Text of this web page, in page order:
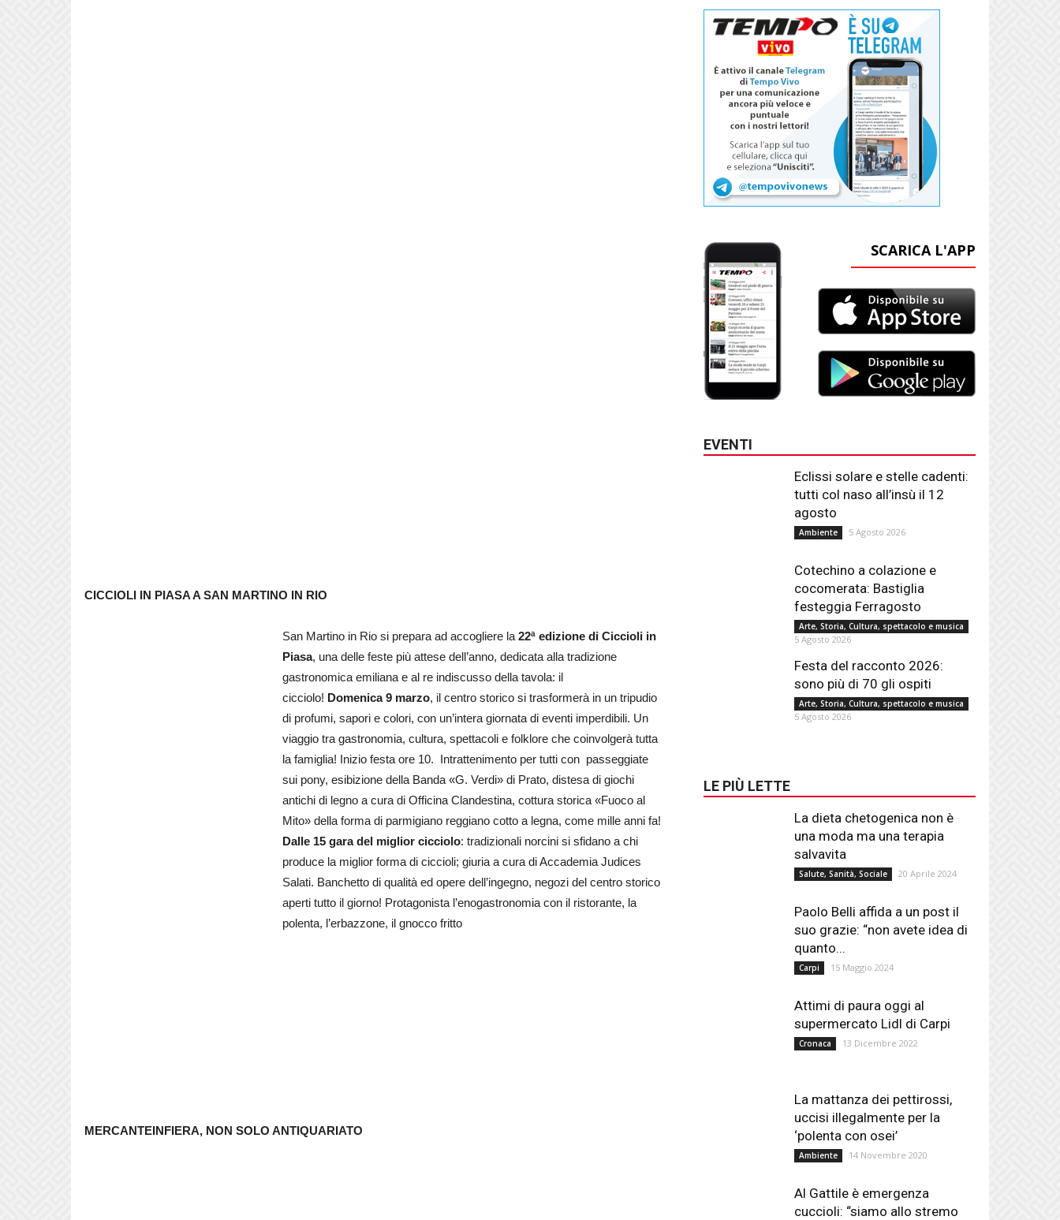
CICCIOLI IN PIASA A SAN MARTINO IN RIO
San Martino in Rio si prepara ad accogliere la22ª edizione di Ciccioli in
Piasa, una delle feste più attese dell’anno, dedicata alla tradizione
gastronomica emiliana e al re indiscusso della tavola: il
cicciolo! Domenica 9 marzo, il centro storico si trasformerà in un tripudio
di profumi, sapori e colori, con un’intera giornata di eventi imperdibili. Un
viaggio tra gastronomia, cultura, spettacoli e folklore che coinvolgerà tutta
la famiglia! Inizio festa ore 10. Intrattenimento per tutti con passeggiate
sui pony, esibizione della Banda «G. Verdi» di Prato, distesa di giochi
antichi di legno a cura di Officina Clandestina, cottura storica «Fuoco al
Mito» della forma di parmigiano reggiano cotto a legna, come mille anni fa!
Dalle 15 gara del miglior cicciolo: tradizionali norcini si sfidano a chi
produce la miglior forma di ciccioli; giuria a cura di Accademia Judices
Salati. Banchetto di qualità ed opere dell’ingegno, negozi del centro storico
aperti tutto il giorno! Protagonista l’enogastronomia con il ristorante, la
polenta, l’erbazzone, il gnocco fritto
MERCANTEINFIERA, NON SOLO ANTIQUARIATO
SCARICA L'APP
EVENTI
Eclissi solare e stelle cadenti:
tutti col naso all’insù il 12
agosto
Ambiente 5 Agosto 2026
Cotechino a colazione e
cocomerata: Bastiglia
festeggia Ferragosto
Arte, Storia, Cultura, spettacolo e musica
5 Agosto 2026
Festa del racconto 2026:
sono più di 70 gli ospiti
Arte, Storia, Cultura, spettacolo e musica
5 Agosto 2026
LE PIÙ LETTE
La dieta chetogenica non è
una moda ma una terapia
salvavita
Salute, Sanità, Sociale 20 Aprile 2024
Paolo Belli affida a un post il
suo grazie: “non avete idea di
quanto...
Carpi 15 Maggio 2024
Attimi di paura oggi al
supermercato Lidl di Carpi
Cronaca 13 Dicembre 2022
La mattanza dei pettirossi,
uccisi illegalmente per la
‘polenta con osei’
Ambiente 14 Novembre 2020
Al Gattile è emergenza
cuccioli: “siamo allo stremo